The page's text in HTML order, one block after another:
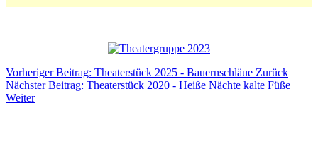
Vorheriger Beitrag: Theaterstück 2025 - Bauernschläue Zurück
Nächster Beitrag: Theaterstück 2020 - Heiße Nächte kalte Füße
Weiter